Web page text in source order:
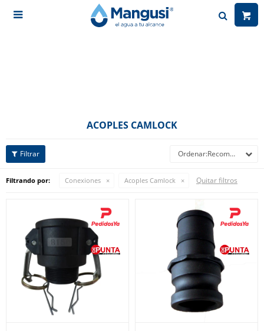

ACOPLES CAMLOCK
Recomendados
Filtrando por: Conexiones Acoples Camlock Quitar filtros